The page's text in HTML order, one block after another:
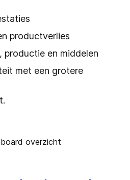
productverlies
productie en middelen
met een grotere